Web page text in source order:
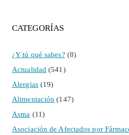
CATEGORÍAS
¿Y tú qué sabes? (8)
Actualidad (541)
Alergias(19)
Alimentación (147)
Asma (11)
Asociación de Afectados por